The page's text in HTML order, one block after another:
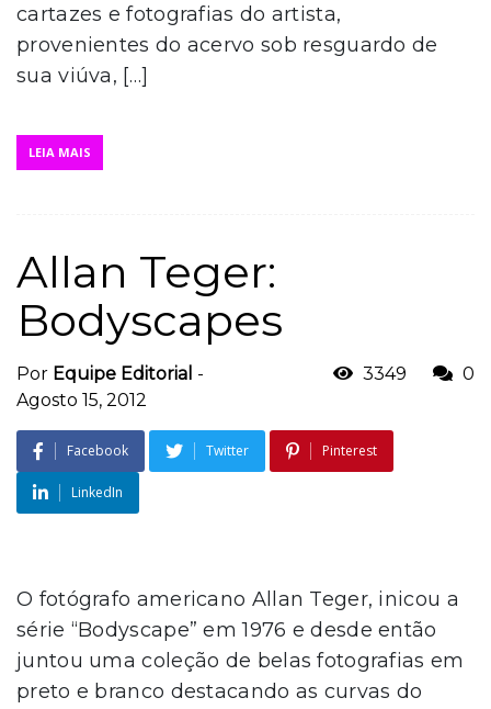
cartazes e fotografias do artista,
provenientes do acervo sob resguardo de
sua viúva, […]
LEIA MAIS
Allan Teger:
Bodyscapes
Por Equipe Editorial -
Agosto 15, 2012
3349 0
Facebook Twitter Pinterest
LinkedIn
O fotógrafo americano Allan Teger, inicou a
série “Bodyscape” em 1976 e desde então
juntou uma coleção de belas fotografias em
preto e branco destacando as curvas do